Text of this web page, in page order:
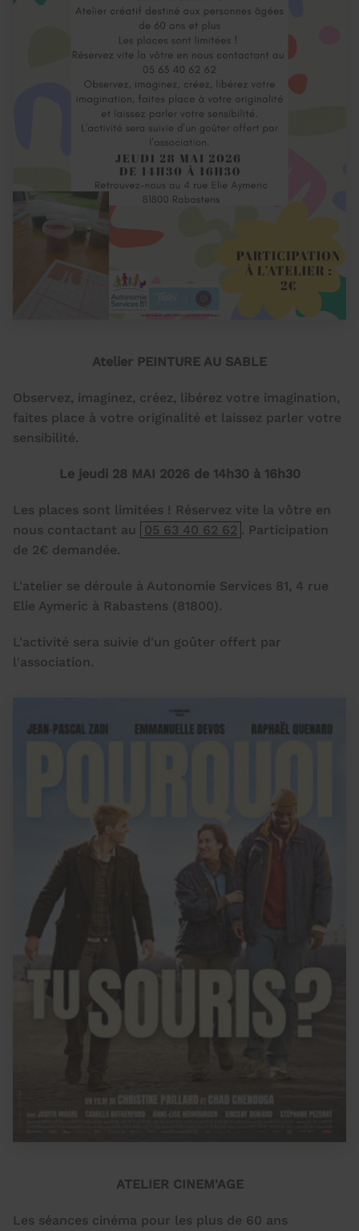
Atelier PEINTURE AU SABLE
Observez, imaginez, créez, libérez votre imagination,
faites place à votre originalité et laissez parler votre
sensibilité.
Le jeudi 28 MAI 2026 de 14h30 à 16h30
Les places sont limitées ! Réservez vite la vôtre en
nous contactant au
05 63 40 62 62 . Participation
de 2€ demandée.
L'atelier se déroule à Autonomie Services 81, 4 rue
Elie Aymeric à Rabastens (81800).
L'activité sera suivie d'un goûter offert par
l'association.
ATELIER CINEM'AGE
Les séances cinéma pour les plus de 60 ans